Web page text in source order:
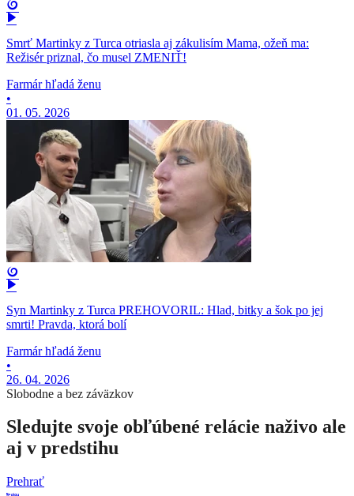
Smrť Martinky z Turca otriasla aj zákulisím Mama, ožeň ma:
Režisér priznal, čo musel ZMENIŤ!
Farmár hľadá ženu
•
01. 05. 2026
Syn Martinky z Turca PREHOVORIL: Hlad, bitky a šok po jej
smrti! Pravda, ktorá bolí
Farmár hľadá ženu
•
26. 04. 2026
Slobodne a bez záväzkov
Sledujte svoje obľúbené relácie naživo ale
aj v predstihu
Prehrať